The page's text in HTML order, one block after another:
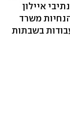
איילון
משרד
בשבתות